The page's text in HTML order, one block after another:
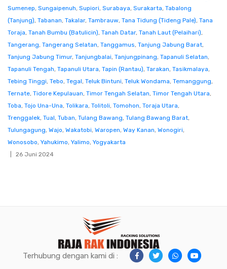
Sumenep, Sungaipenuh, Supiori, Surabaya, Surakarta, Tabalong
(Tanjung), Tabanan, Takalar, Tambrauw, Tana Tidung (Tideng Pale), Tana
Toraja, Tanah Bumbu (Batulicin), Tanah Datar, Tanah Laut (Pelaihari),
Tangerang, Tangerang Selatan, Tanggamus, Tanjung Jabung Barat,
Tanjung Jabung Timur, Tanjungbalai, Tanjungpinang, Tapanuli Selatan,
Tapanuli Tengah, Tapanuli Utara, Tapin (Rantau), Tarakan, Tasikmalaya,
Tebing Tinggi, Tebo, Tegal, Teluk Bintuni, Teluk Wondama, Temanggung,
Ternate, Tidore Kepulauan, Timor Tengah Selatan, Timor Tengah Utara,
Toba, Tojo Una-Una, Tolikara, Tolitoli, Tomohon, Toraja Utara,
Trenggalek, Tual, Tuban, Tulang Bawang, Tulang Bawang Barat,
Tulungagung, Wajo, Wakatobi, Waropen, Way Kanan, Wonogiri,
Wonosobo, Yahukimo, Yalimo, Yogyakarta
26 Juni 2024
Terhubung dengan kami di :